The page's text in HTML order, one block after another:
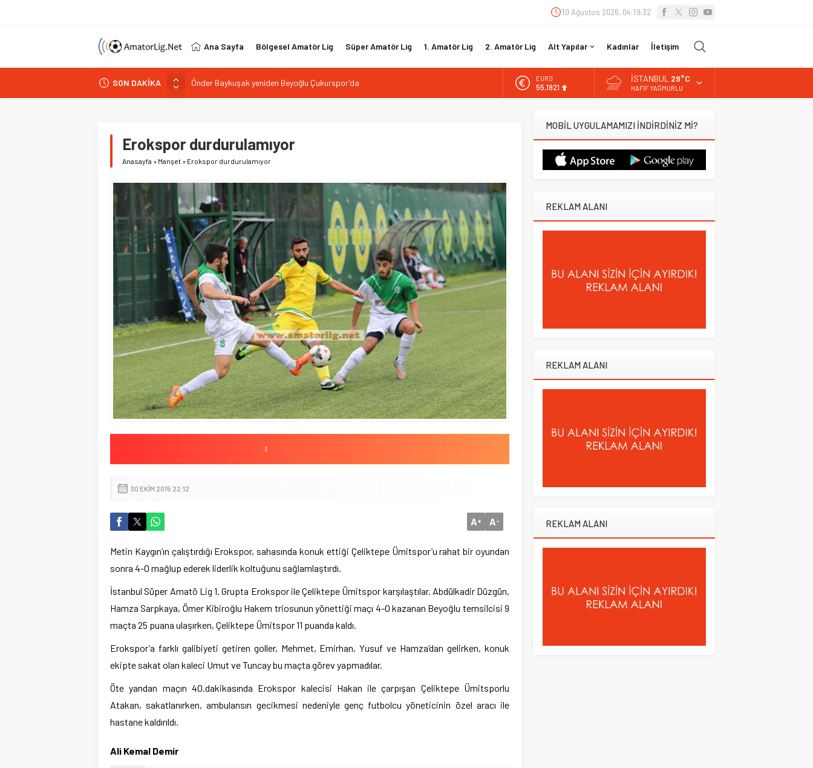
10 Ağustos 2026, 04:19:34
Ana Sayfa Bölgesel Amatör Lig Süper Amatör Lig 1. Amatör Lig 2. Amatör Lig Alt Yapılar Kadınlar İletişim
SON DAKİKA
Kulaksız Okspor’da Burak Çelik’le yola devam
Barış Şahin Beyoğlu Çukurspor’da göreve başladı
Zeytinburnuspor kaptanıyla yeniden anlaştı
Önder Baykuşak yeniden Beyoğlu Çukurspor’da
ALTIN
6.659,09
DOLAR
47,7155
EURO
İSTANBUL 29°C
HAFIF YAĞMURLU
Erokspor durdurulamıyor
Anasayfa » Manşet » Erokspor durdurulamıyor
30 EKIM 2015 22:12
A+ A-
Metin Kaygın’ın çalıştırdığı Erokspor, sahasında konuk ettiği Çeliktepe Ümitspor’u rahat bir oyundan
sonra 4-0 mağlup ederek liderlik koltuğunu sağlamlaştırdı.
İstanbul Süper Amatö Lig 1. Grupta Erokspor ile Çeliktepe Ümitspor karşılaştılar. Abdülkadir Düzgün,
Hamza Sarpkaya, Ömer Kibiroğlu Hakem triosunun yönettiği maçı 4-0 kazanan Beyoğlu temsilcisi 9
maçta 25 puana ulaşırken, Çeliktepe Ümitspor 11 puanda kaldı.
Erokspor’a farklı galibiyeti getiren goller, Mehmet, Emirhan, Yusuf ve Hamza’dan gelirken, konuk
ekipte sakat olan kaleci Umut ve Tuncay bu maçta görev yapmadılar.
Öte yandan maçın 40.dakikasında Erokspor kalecisi Hakan ile çarpışan Çeliktepe Ümitsporlu
Atakan, sakatlanırken, ambulansın gecikmesi nedeniyle genç futbolcu yöneticinin özel aracı ile
hastane kaldırıldı.
Ali Kemal Demir
MOBİL UYGULAMAMIZI İNDİRDİNİZ Mİ?
REKLAM ALANI
REKLAM ALANI
REKLAM ALANI